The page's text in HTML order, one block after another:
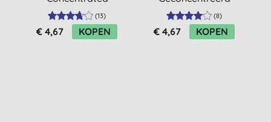
Laundry Parfum &
Wasverzachter -
Lentebloemen 10ml
(13)
€ 4,67 KOPEN
Wasparfum &
Wasverzachter -
Sweet Orange 10ml
(8)
€ 4,67 KOPEN